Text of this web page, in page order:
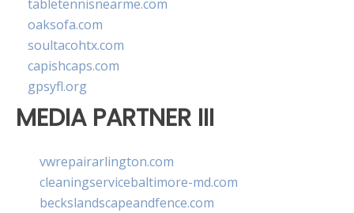
tabletennisnearme.com
oaksofa.com
soultacohtx.com
capishcaps.com
gpsyfl.org
MEDIA PARTNER III
vwrepairarlington.com
cleaningservicebaltimore-md.com
beckslandscapeandfence.com